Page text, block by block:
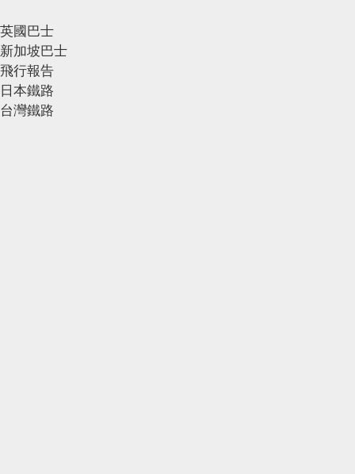
英國巴士
新加坡巴士
飛行報告
日本鐵路
台灣鐵路